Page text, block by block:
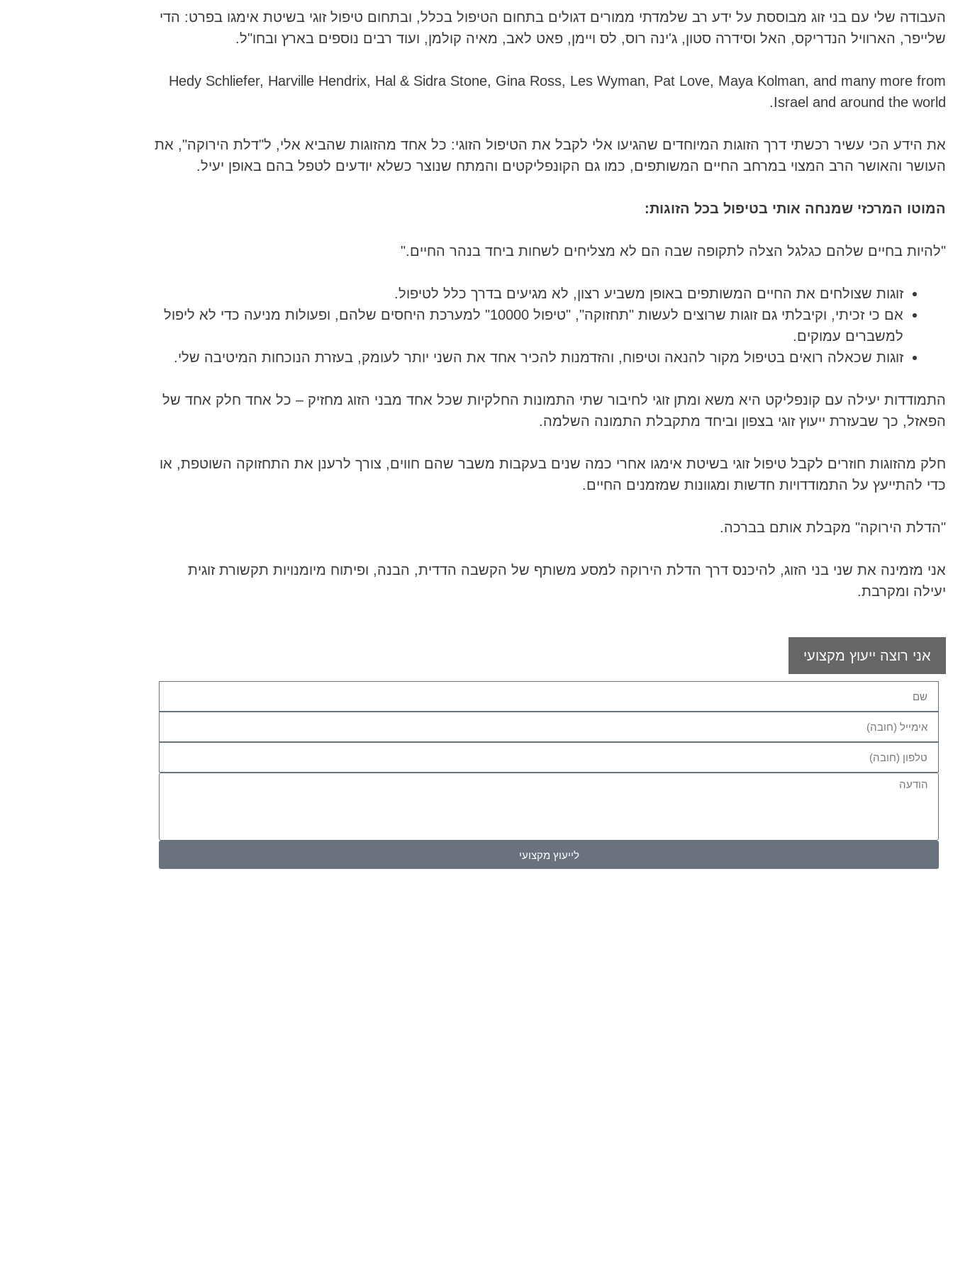
העבודה שלי עם בני זוג מבוססת על ידע רב שלמדתי ממורים דגולים בתחום הטיפול בכלל, ובתחום טיפול זוגי בשיטת אימגו בפרט: הדי
שלייפר, הארוויל הנדריקס, האל וסידרה סטון, ג'ינה רוס, לס ויימן, פאט לאב, מאיה קולמן, ועוד רבים נוספים בארץ ובחו"ל.
Hedy Schliefer, Harville Hendrix, Hal & Sidra Stone, Gina Ross, Les Wyman, Pat Love, Maya Kolman, and many more from
Israel and around the world.
את הידע הכי עשיר רכשתי דרך הזוגות המיוחדים שהגיעו אלי לקבל את הטיפול הזוגי: כל אחד מהזוגות שהביא אלי, ל"דלת הירוקה", את
העושר והאושר הרב המצוי במרחב החיים המשותפים, כמו גם הקונפליקטים והמתח שנוצר כשלא יודעים לטפל בהם באופן יעיל.
המוטו המרכזי שמנחה אותי בטיפול בכל הזוגות:
"להיות בחיים שלהם כגלגל הצלה לתקופה שבה הם לא מצליחים לשחות ביחד בנהר החיים."
זוגות שצולחים את החיים המשותפים באופן משביע רצון, לא מגיעים בדרך כלל לטיפול.
אם כי זכיתי, וקיבלתי גם זוגות שרוצים לעשות "תחזוקה", "טיפול 10000" למערכת היחסים שלהם, ופעולות מניעה כדי לא ליפול
למשברים עמוקים.
זוגות שכאלה רואים בטיפול מקור להנאה וטיפוח, והזדמנות להכיר אחד את השני יותר לעומק, בעזרת הנוכחות המיטיבה שלי.
התמודדות יעילה עם קונפליקט היא משא ומתן זוגי לחיבור שתי התמונות החלקיות שכל אחד מבני הזוג מחזיק – כל אחד חלק אחד של
הפאזל, כך שבעזרת ייעוץ זוגי בצפון וביחד מתקבלת התמונה השלמה.
חלק מהזוגות חוזרים לקבל טיפול זוגי בשיטת אימגו אחרי כמה שנים בעקבות משבר שהם חווים, צורך לרענן את התחזוקה השוטפת, או
כדי להתייעץ על התמודדויות חדשות ומגוונות שמזמנים החיים.
"הדלת הירוקה" מקבלת אותם בברכה.
אני מזמינה את שני בני הזוג, להיכנס דרך הדלת הירוקה למסע משותף של הקשבה הדדית, הבנה, ופיתוח מיומנויות תקשורת זוגית
יעילה ומקרבת.
אני רוצה ייעוץ מקצועי
לייעוץ מקצועי